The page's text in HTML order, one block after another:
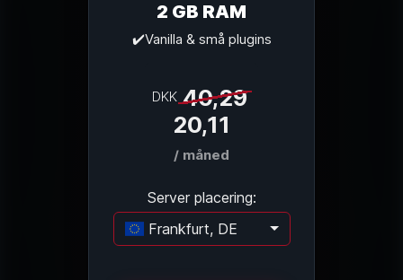
2 GB RAM
✔️Vanilla & små plugins
DKK 40,29
20,11
/ måned
Server placering:
Frankfurt, DE
Indlæser...